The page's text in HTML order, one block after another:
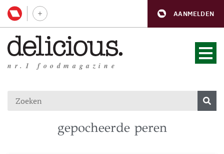
AANMELDEN
nr.1 foodmagazine
gepocheerde peren